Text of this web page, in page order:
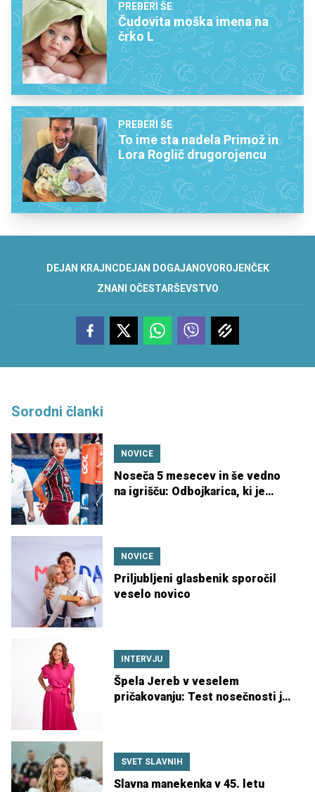
PREBERI ŠE
Čudovita moška imena na
črko L
PREBERI ŠE
To ime sta nadela Primož in
Lora Roglič drugorojencu
DEJAN KRAJNC DEJAN DOGAJANOVOROJENČEK
ZNANI OČESTARŠEVSTVO
Sorodni članki
NOVICE
Noseča 5 mesecev in še vedno
na igrišču: Odbojkarica, ki je
NOVICE
Priljubljeni glasbenik sporočil
veselo novico
INTERVJU
Špela Jereb v veselem
pričakovanju: Test nosečnosti je
SVET SLAVNIH
Slavna manekenka v 45. letu